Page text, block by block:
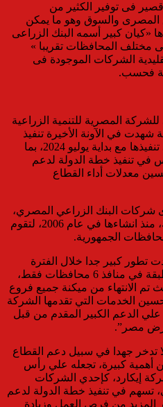
فى توفير الكثير من
المصرى والسوق وهو ما يمكن
«كيان كبير أسمه البنك الزراعى
أكثر من 1114 فرع فى مختلف المحافظات تقريبا »
الشركات الموجودة فى
فحسب.
للشركة المصرية للتنمية الزراعية
شهدت في الآونة الأخيرة تنفيذ
خطة لإعادة الهيكلة، تم البدء في تنفيذها مع بداية يوليو 2024، بما
في تنفيذ خطة الدولة لدعم
معدلات أداء القطاع
شركات البنك الزراعي المصري،
هى بمثابة الذراع التسويقية للبنك، منذ انشاءها في عام 2006، لتقوم
الجمهورية.
تطور كبير جدا خلال الفترة
الماضية ، حيث كانت الميكنة مطبقة في منافذ 6 محافظات فقط،
تم الانتهاء من ميكنة جميع فروع
الخدمات التي تقدمها الشركة
الدعم الكبير المقدم من قبل
مصر”.
تدخر جهدا في سبيل دعم القطاع
أهمية كبيرة، تجعله علي رأس
إيكارد، كإحدي الشركات
تسهم في تنفيذ خطة الدولة لدعم
المزيد من فرص العمل وزيادة